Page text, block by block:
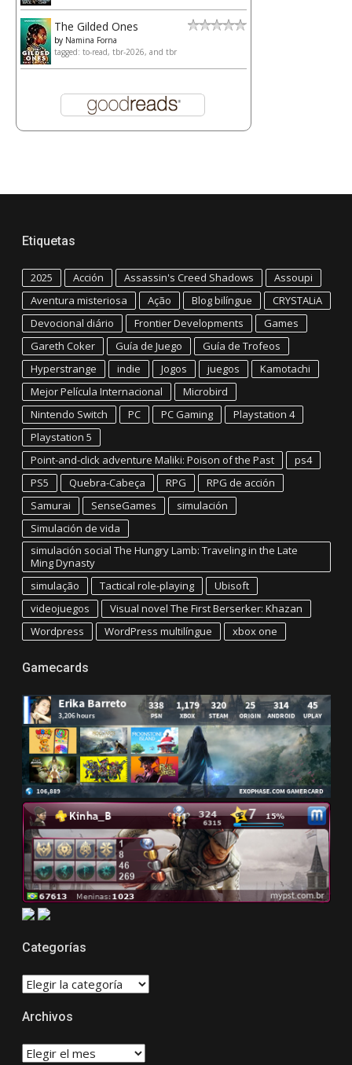
The Gilded Ones
by Namina Forna
tagged: to-read, tbr-2026, and tbr
Etiquetas
2025 Acción Assassin's Creed Shadows
Assoupi
Aventura misteriosa
Ação Blog bilíngue
CRYSTALiA
Devocional diário
Frontier Developments
Games
Gareth Coker
Guía de Juego
Guía de Trofeos
Hyperstrange
indie Jogos juegos
Kamotachi
Mejor Película Internacional
Microbird
Nintendo Switch
PC PC Gaming
Playstation 4
Playstation 5
Point-and-click adventure Maliki: Poison of the Past
ps4
PS5
Quebra-Cabeça RPG
RPG de acción
Samurai
SenseGames
simulación
Simulación de vida
simulación social The Hungry Lamb: Traveling in the Late
Ming Dynasty
simulação
Tactical role-playing
Ubisoft
videojuegos
Visual novel The First Berserker: Khazan
Wordpress
WordPress multilíngue xbox one
Gamecards
Categorías
CATEGORÍAS
Archivos
Archivos